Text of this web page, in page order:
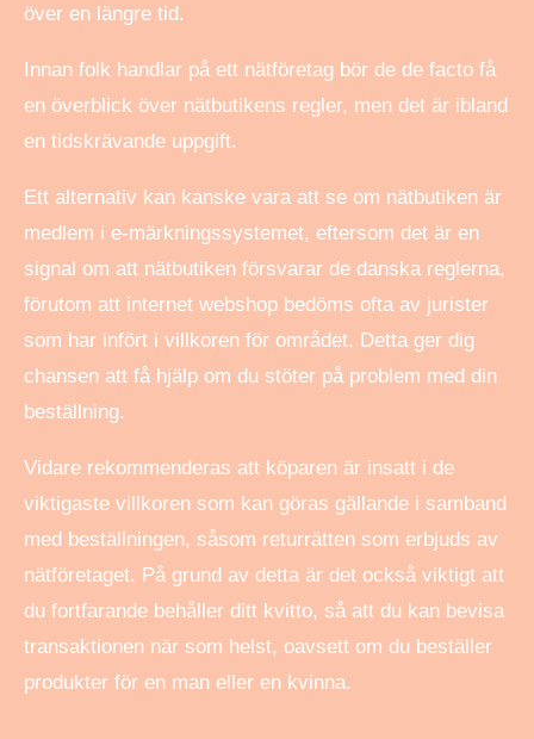
över en längre tid.
Innan folk handlar på ett nätföretag bör de de facto få
en överblick över nätbutikens regler, men det är ibland
en tidskrävande uppgift.
Ett alternativ kan kanske vara att se om nätbutiken är
medlem i e-märkningssystemet, eftersom det är en
signal om att nätbutiken försvarar de danska reglerna,
förutom att internet webshop bedöms ofta av jurister
som har infört i villkoren för området. Detta ger dig
chansen att få hjälp om du stöter på problem med din
beställning.
Vidare rekommenderas att köparen är insatt i de
viktigaste villkoren som kan göras gällande i samband
med beställningen, såsom returrätten som erbjuds av
nätföretaget. På grund av detta är det också viktigt att
du fortfarande behåller ditt kvitto, så att du kan bevisa
transaktionen när som helst, oavsett om du beställer
produkter för en man eller en kvinna.